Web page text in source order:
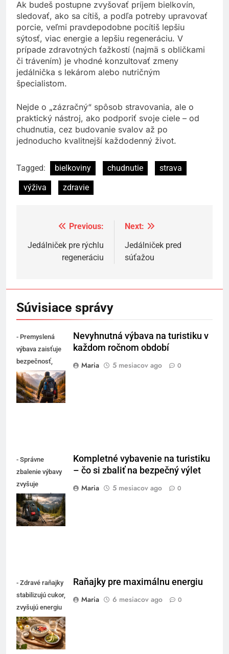
Ak budeš postupne zvyšovať príjem bielkovín,
sledovať, ako sa cítiš, a podľa potreby upravovať
porcie, veľmi pravdepodobne pocítiš lepšiu
sýtosť, viac energie a lepšiu regeneráciu. V
prípade zdravotných ťažkostí (najmä s obličkami
či trávením) je vhodné konzultovať zmeny
jedálnička s lekárom alebo nutričným
špecialistom.
Nejde o „zázračný“ spôsob stravovania, ale o
praktický nástroj, ako podporiť svoje ciele – od
chudnutia, cez budovanie svalov až po
jednoducho kvalitnejší každodenný život.
Tagged: bielkoviny chudnutie
strava
výživa
zdravie
Navigácia
v
Previous:
Jedálniček pre rýchlu
regeneráciu
Next:
Jedálniček pred
súťažou
Súvisiace správy
- Premyslená
výbava zaisťuje
bezpečnosť,
pohodlie a istotu
v každom
ročnom období.
Nevyhnutná výbava na turistiku v
každom ročnom období
Maria
5 mesiacov ago 0
- Správne
zbalenie výbavy
zvyšuje
bezpečnosť a
pohodlie počas
výletu
Kompletné vybavenie na turistiku
– čo si zbaliť na bezpečný výlet
Maria
5 mesiacov ago 0
- Zdravé raňajky
stabilizujú cukor,
zvyšujú energiu
a pomáhajú
zvládnuť
dopoludnie.
Raňajky pre maximálnu energiu
Maria
6 mesiacov ago 0